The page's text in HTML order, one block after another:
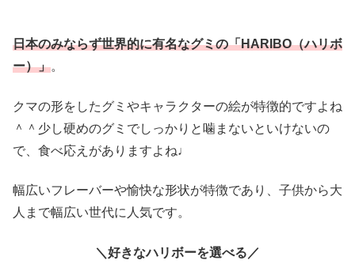
日本のみならず世界的に有名なグミの「HARIBO（ハリボ
ー）」。
クマの形をしたグミやキャラクターの絵が特徴的ですよね
＾＾少し硬めのグミでしっかりと噛まないといけないの
で、食べ応えがありますよね♩
幅広いフレーバーや愉快な形状が特徴であり、子供から大
人まで幅広い世代に人気です。
＼好きなハリボーを選べる／